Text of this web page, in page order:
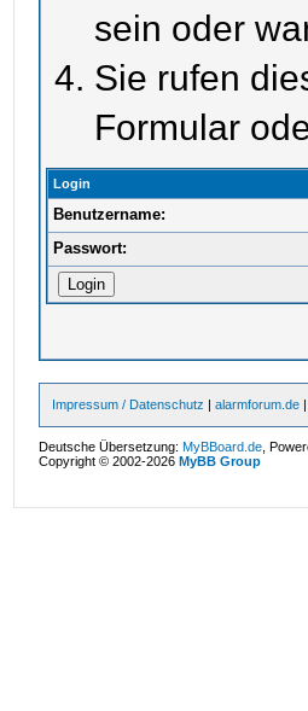
sein oder
Sie rufen
Formular
Login
Benutzername:
Passwort:
Impressum / Datenschutz |alarmforum.de |
Deutsche Übersetzung:MyBBoard.de ,
Copyright © 2002-2026MyBB Group